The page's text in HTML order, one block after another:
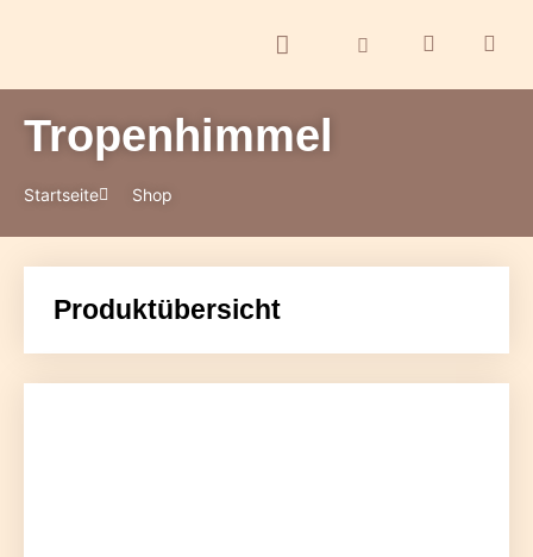
Tropenhimmel
Startseite Shop
Produktübersicht